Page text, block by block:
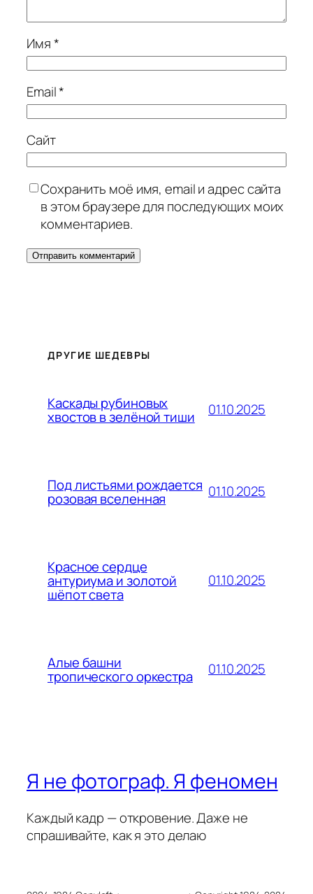
Имя*
Email*
Сайт
Сохранить моё имя, email и адрес сайта
в этом браузере для последующих моих
комментариев.
ДРУГИЕ ШЕДЕВРЫ
Каскады рубиновых
хвостов в зелёной тиши 01.10.2025
Под листьями рождается
розовая вселенная 01.10.2025
Красное сердце
антуриума и золотой
шёпот света
01.10.2025
Алые башни
тропического оркестра 01.10.2025
Я не фотограф. Я феномен
Каждый кадр — откровение. Даже не
спрашивайте, как я это делаю